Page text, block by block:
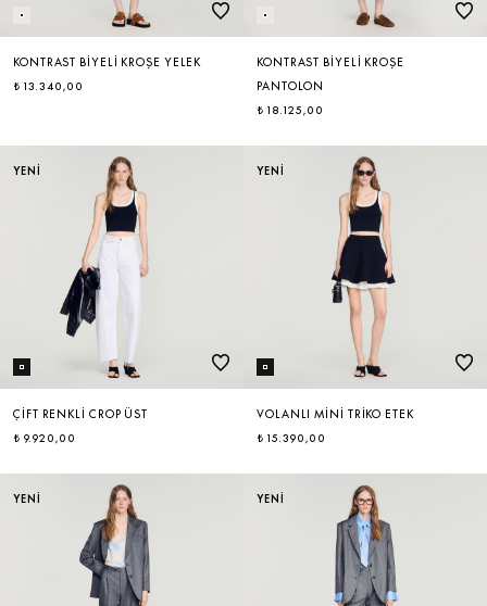
KONTRAST BIYELI KROŞE YELEK
₺ 13.340,00
KONTRAST BIYELI KROŞE
PANTOLON
₺ 18.125,00
YENİ
ÇIFT RENKLI CROP ÜST
₺ 9.920,00
YENİ
VOLANLI MINI TRIKO ETEK
₺ 15.390,00
YENİ YENİ